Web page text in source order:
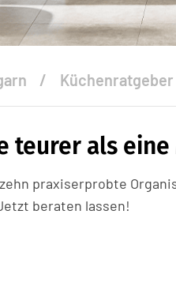
Küchenratgeber
teurer als
praxiserprobte
beraten lassen!